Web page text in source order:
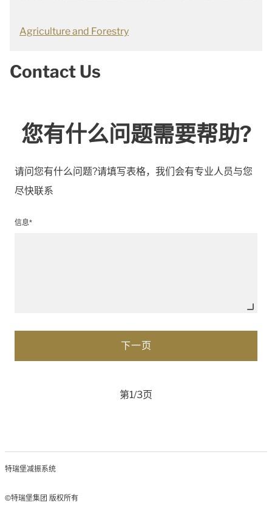
Agriculture and Forestry
Contact Us
您有什么问题需要帮助?
请问您有什么问题?请填写表格，我们会有专业人员与您
尽快联系
信息*
第1/3页
特瑞堡减振系统
©特瑞堡集团 版权所有